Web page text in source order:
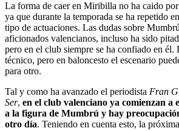
La forma de caer en Miribilla no ha caido por
ya que durante la temporada se ha repetido
tipo de actuaciones. Las dudas sobre
aficionados valencianos, incluso ha sido
pero en el club siempre se ha confiado en él.
técnico, pero en baloncesto el escenario
para otro.
Tal y como ha avanzado el periodista Fran
Ser, en el club valenciano ya comienzan a
a la figura de Mumbrú y hay
otro día. Teniendo en cuenta esto, la